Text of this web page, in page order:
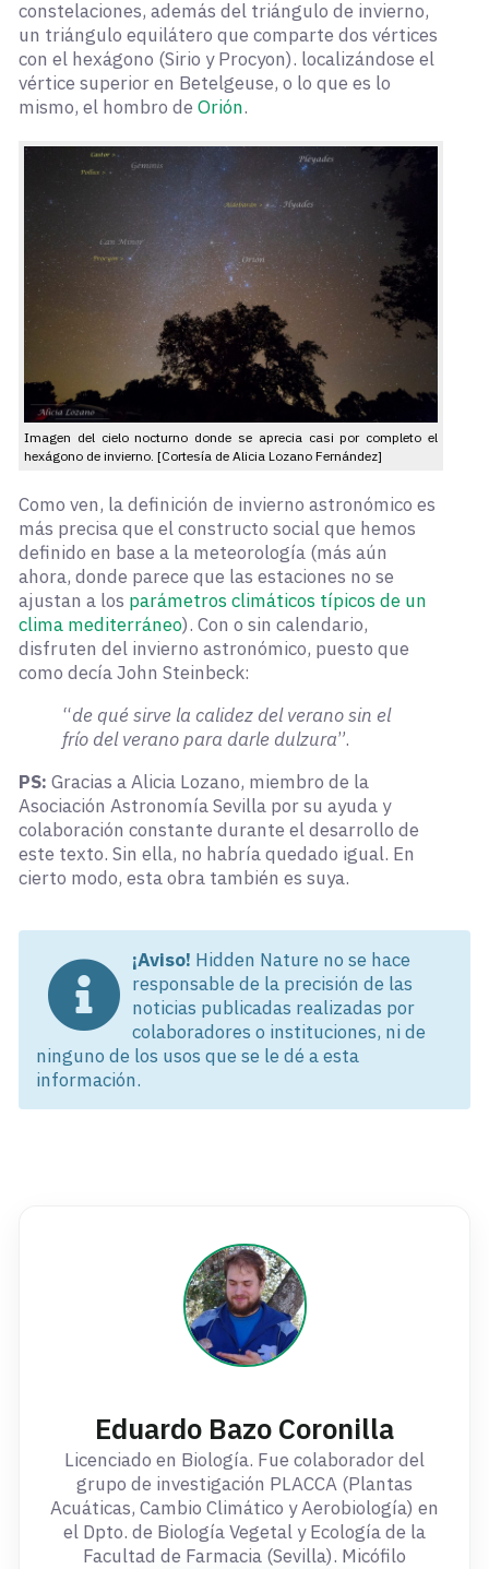
constelaciones, además del triángulo de invierno,
un triángulo equilátero que comparte dos vértices
con el hexágono (Sirio y Procyon). localizándose el
vértice superior en Betelgeuse, o lo que es lo
mismo, el hombro de Orión.
Imagen del cielo nocturno donde se aprecia casi por completo el
hexágono de invierno. [Cortesía de Alicia Lozano Fernández]
Como ven, la definición de invierno astronómico es
más precisa que el constructo social que hemos
definido en base a la meteorología (más aún
ahora, donde parece que las estaciones no se
ajustan a los parámetros climáticos típicos de un
clima mediterráneo). Con o sin calendario,
disfruten del invierno astronómico, puesto que
como decía John Steinbeck:
“de qué sirve la calidez del verano sin el
frío del verano para darle dulzura”.
PS: Gracias a Alicia Lozano, miembro de la
Asociación Astronomía Sevilla por su ayuda y
colaboración constante durante el desarrollo de
este texto. Sin ella, no habría quedado igual. En
cierto modo, esta obra también es suya.
¡Aviso! Hidden Nature no se hace
responsable de la precisión de las
noticias publicadas realizadas por
colaboradores o instituciones, ni de
ninguno de los usos que se le dé a esta
información.
Eduardo Bazo Coronilla
Licenciado en Biología. Fue colaborador del
grupo de investigación PLACCA (Plantas
Acuáticas, Cambio Climático y Aerobiología) en
el Dpto. de Biología Vegetal y Ecología de la
Facultad de Farmacia (Sevilla). Micófilo